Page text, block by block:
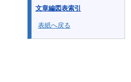
文章編図表索引
表紙へ戻る